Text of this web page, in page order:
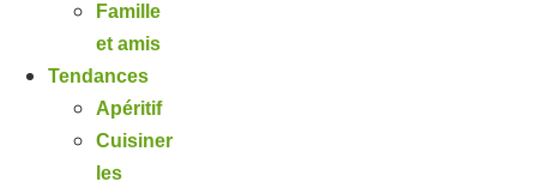
Famille
et amis
Tendances
Apéritif
Cuisiner
les